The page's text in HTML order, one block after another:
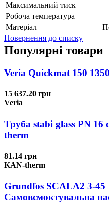
Максимальний тиск
Робоча температура
Матеріал
Повернення до списку
Популярні товари
Veria Quickmat 150
15 637.20 грн
Veria
Труба stabi glass PN 16
therm
81.14 грн
KAN-therm
Grundfos SCALA2 3-45
Самовсмоктувальна